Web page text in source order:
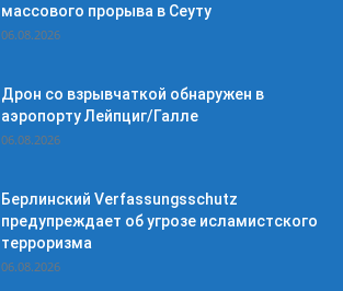
массового прорыва в Сеуту
06.08.2026
Дрон со взрывчаткой обнаружен в
аэропорту Лейпциг/Галле
06.08.2026
Берлинский Verfassungsschutz
предупреждает об угрозе исламистского
терроризма
06.08.2026